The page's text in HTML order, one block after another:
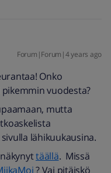
Forum|Forum|4 years ago
Onko
vuodesta?
mutta
lähikuukausina.
täällä. Missä
? Vai pitäiskö